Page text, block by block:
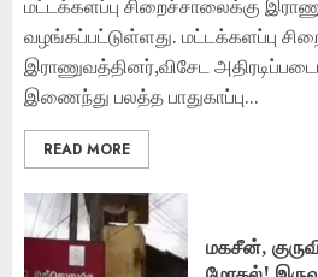
மட்டக்களப்பு சிறைச்சாலைக்கு
வழங்கப்பட்டுள்ளது. மட்டக்களப்பு
இராணுவத்தினர்,விசேட
இணைந்து பலத்த பாதுகாப்பு...
READ MORE
மகசீன்,